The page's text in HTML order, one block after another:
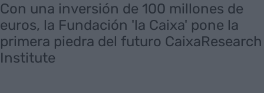
Con una inversión de 100 millones de
euros, la Fundación 'la Caixa' pone la
primera piedra del futuro CaixaResearch
Institute